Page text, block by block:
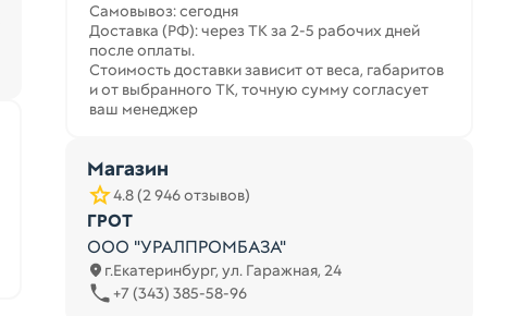
Самовывоз: сегодня
Доставка (РФ): через ТК за 2-5 рабочих дней
после оплаты.
Стоимость доставки зависит от веса, габаритов
и от выбранного ТК, точную сумму согласует
ваш менеджер
Магазин
4.8 (2 946 отзывов)
ГРОТ
ООО "УРАЛПРОМБАЗА"
г.Екатеринбург, ул. Гаражная, 24
+7 (343) 385-58-96